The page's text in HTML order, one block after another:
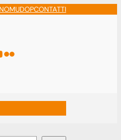
MUDOPCONTATTI
Flickr